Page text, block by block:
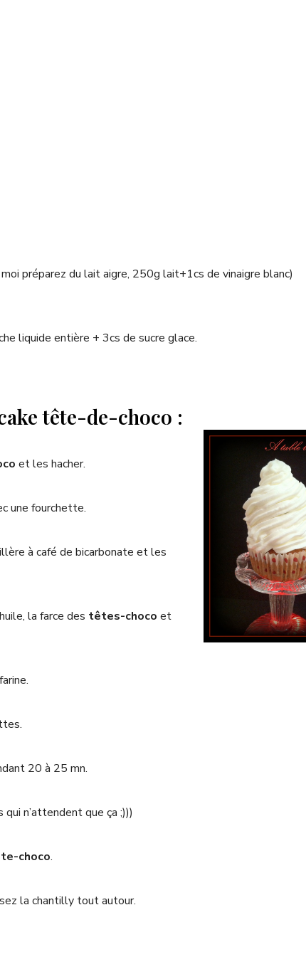
préparez du lait aigre, 250g lait+1cs de vinaigre blanc)
liquide entière + 3cs de sucre glace.
tête-de-choco :
et les hacher.
une fourchette.
à café de bicarbonate et les
la farce des têtes-choco et
20 à 25 mn.
n’attendent que ça ;)))
choco.
la chantilly tout autour.